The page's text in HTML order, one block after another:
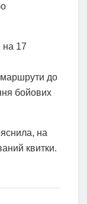
на 17
маршрути до
бойових
на
квитки.